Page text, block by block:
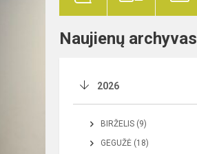
Naujienų archyvas
2026
BIRŽELIS (9)
GEGUŽĖ (18)